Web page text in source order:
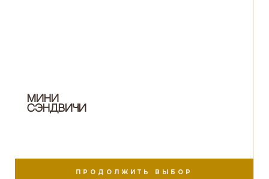
Мини
сэндвичи
ПРОДОЛЖИТЬ ВЫБОР